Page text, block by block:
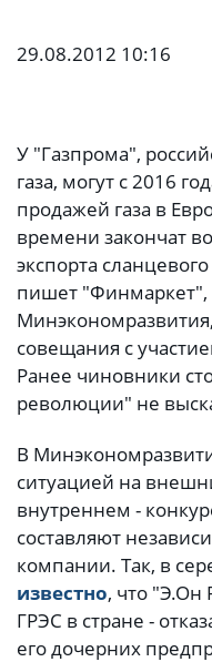
29.08.2012 10:16
У "Газпрома",
газа, могут с 2016
продажей газа в
времени закончат
экспорта
пишет "Финмаркет",
совещания с
Ранее чиновники
революции" не
В
ситуацией на
внутреннем -
составляют
компании. Так, в
известно, что "Э.Он
ГРЭС в стране -
его дочерних